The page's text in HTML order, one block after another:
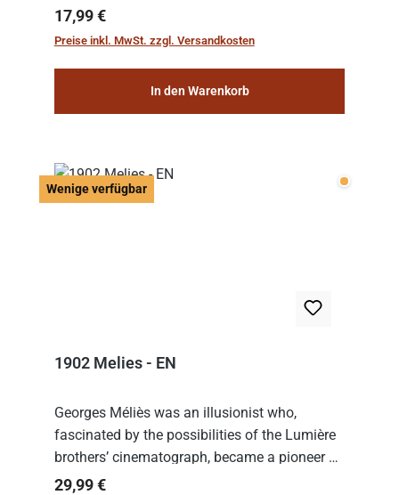
Wer die Chips mit dem höchsten Gesamtwert
hat, gewinnt die Runde. Aber Vorsicht: D...
Regulärer Preis:
17,99 €
Preise inkl. MwSt. zzgl. Versandkosten
In den Warenkorb
Wenige verfügbar Wenige
1902 Melies - EN
Georges Méliès was an illusionist who,
fascinated by the possibilities of the Lumière
brothers’ cinematograph, became a pioneer of
cinema. In 1902, he filmed his most famous
Regulärer Preis:
29,99 €